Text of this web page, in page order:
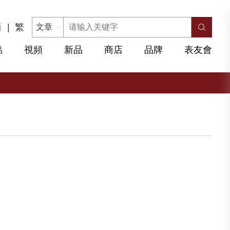
| 繁
視頻 新品 商店 品牌 表友會